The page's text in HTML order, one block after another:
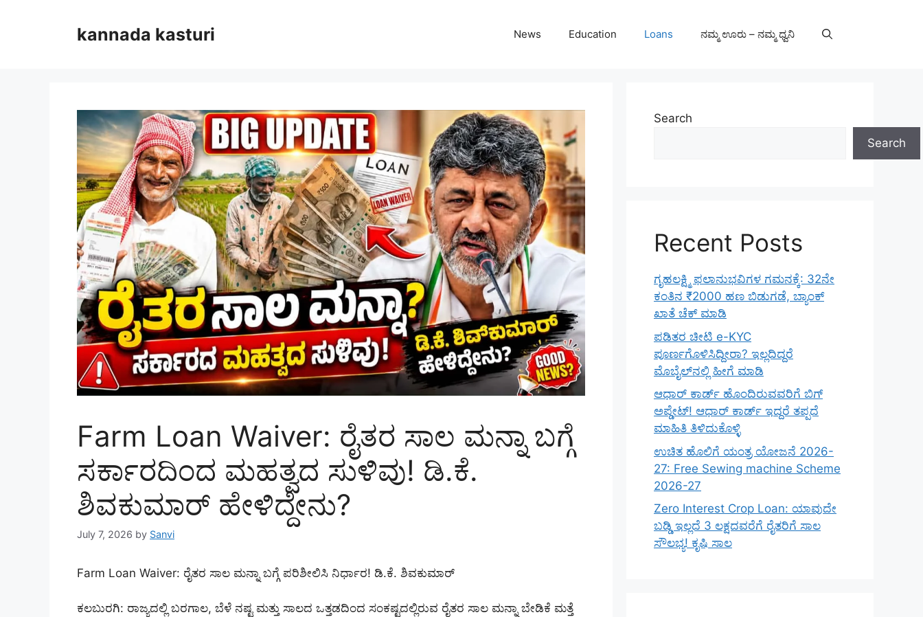
kannada kasturi News Education Loans ನಮ್ಮ ಊರು – ನಮ್ಮ ಧ್ವನಿ
Farm Loan Waiver: ರೈತರ ಸಾಲ ಮನ್ನಾ ಬಗ್ಗೆ
ಸರ್ಕಾರದಿಂದ ಮಹತ್ವದ ಸುಳಿವು! ಡಿ.ಕೆ.
ಶಿವಕುಮಾರ್ ಹೇಳಿದ್ದೇನು?
July 7, 2026 by Sanvi
Farm Loan Waiver: ರೈತರ ಸಾಲ ಮನ್ನಾ ಬಗ್ಗೆ ಪರಿಶೀಲಿಸಿ ನಿರ್ಧಾರ! ಡಿ.ಕೆ. ಶಿವಕುಮಾರ್
ಕಲಬುರಗಿ: ರಾಜ್ಯದಲ್ಲಿ ಬರಗಾಲ, ಬೆಳೆ ನಷ್ಟ ಮತ್ತು ಸಾಲದ ಒತ್ತಡದಿಂದ ಸಂಕಷ್ಟದಲ್ಲಿರುವ ರೈತರ ಸಾಲ ಮನ್ನಾ ಬೇಡಿಕೆ ಮತ್ತೆ
Search
Search
Recent Posts
ಗೃಹಲಕ್ಷ್ಮಿ ಫಲಾನುಭವಿಗಳ ಗಮನಕ್ಕೆ: 32ನೇ
ಕಂತಿನ ₹2000 ಹಣ ಬಿಡುಗಡೆ, ಬ್ಯಾಂಕ್
ಖಾತೆ ಚೆಕ್ ಮಾಡಿ
ಪಡಿತರ ಚೀಟಿ e-KYC
ಪೂರ್ಣಗೊಳಿಸಿದ್ದೀರಾ? ಇಲ್ಲದಿದ್ದರೆ
ಮೊಬೈಲ್‌ನಲ್ಲಿ ಹೀಗೆ ಮಾಡಿ
ಆಧಾರ್ ಕಾರ್ಡ್ ಹೊಂದಿರುವವರಿಗೆ ಬಿಗ್
ಅಪ್ಡೇಟ್! ಆಧಾರ್ ಕಾರ್ಡ್ ಇದ್ದರೆ ತಪ್ಪದೆ
ಮಾಹಿತಿ ತಿಳಿದುಕೊಳ್ಳಿ
ಉಚಿತ ಹೊಲಿಗೆ ಯಂತ್ರ ಯೋಜನೆ 2026-
27: Free Sewing machine Scheme
2026-27
Zero Interest Crop Loan: ಯಾವುದೇ
ಬಡ್ಡಿ ಇಲ್ಲದೆ 3 ಲಕ್ಷದವರೆಗೆ ರೈತರಿಗೆ ಸಾಲ
ಸೌಲಭ್ಯ! ಕೃಷಿ ಸಾಲ